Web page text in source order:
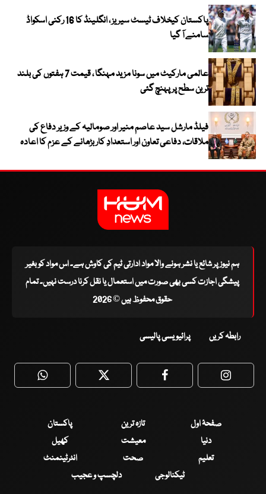
پاکستان کیخلاف ٹیسٹ سیریز ، انگلینڈ کا 16 رکنی اسکواڈ
سامنے آ گیا
عالمی مارکیٹ میں سونا مزید مہنگا ، قیمت 7 ہفتوں کی بلند
ترین سطح پر پہنچ گئی
فیلڈ مارشل سید عاصم منیر اور صومالیہ کے وزیر دفاع کی
ملاقات، دفاعی تعاون اور استعدادِ کار بڑھانے کے عزم کا اعادہ
ہم نیوز پر شائع یا نشر ہونے والا مواد ادارتی ٹیم کی کاوش ہے۔ اس مواد کو بغیر
پیشگی اجازت کسی بھی صورت میں استعمال یا نقل کرنا درست نہیں۔ تمام
حقوق محفوظ ہیں © 2026
رابطہ کریں پرائیویسی پالیسی
WhatsApp Twitter Facebook
صفحۂ اول تازہ ترین
پاکستان
دنیا
معیشت
کھیل
تعلیم
صحت
انٹرٹینمنٹ
ٹیکنالوجی
دلچسپ و عجیب